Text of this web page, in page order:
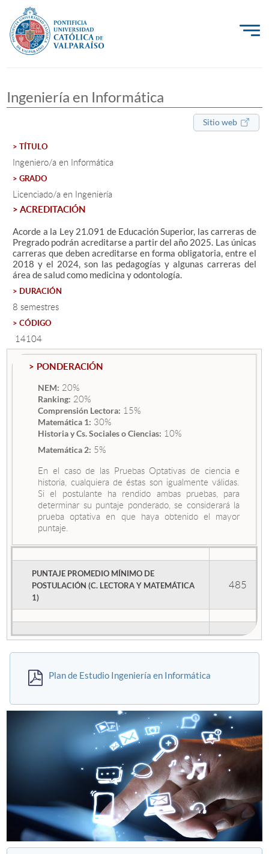
Investigación, Creación e Innovación
Vinculación con el Medio
Admisión
Pregrado
Postgrado
Formación Continua
Estudiantes
Académicos
Funcionarios
Alumni
English
Ingeniería en Informática
Sitio web
> TÍTULO
Ingeniero/a en Informática
> GRADO
Licenciado/a en Ingeniería
> ACREDITACIÓN
Acorde a la Ley 21.091 de Educación Superior, las carreras de
Pregrado podrán acreditarse a partir del año 2025. Las únicas
carreras que deben acreditarse en forma obligatoria, entre el
2018 y el 2024, son las pedagogías y algunas carreras del
área de salud como medicina y odontología.
> DURACIÓN
8 semestres
> CÓDIGO
14104
> PONDERACIÓN
NEM: 20%
Ranking: 20%
Comprensión Lectora: 15%
Matemática 1: 30%
Historia y Cs. Sociales o Ciencias: 10%
Matemática 2: 5%
En el caso de las Pruebas Optativas de ciencia e
historia, cualquiera de éstas son igualmente válidas.
Si el postulante ha rendido ambas pruebas, para
determinar su puntaje ponderado, se considerará la
prueba optativa en que haya obtenido el mayor
puntaje.
PUNTAJE PROMEDIO MÍNIMO DE
POSTULACIÓN (C. LECTORA Y MATEMÁTICA
1)
485
Plan de Estudio Ingeniería en Informática